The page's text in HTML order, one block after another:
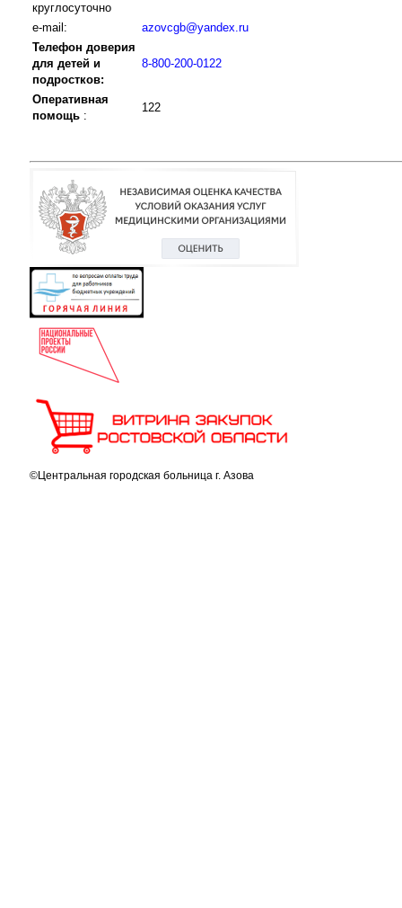
круглосуточно
e-mail:
azovcgb@yandex.ru
Телефон доверия
для детей и
подростков:
8-800-200-0122
Оперативная
помощь :
122
©Центральная городская больница г. Азова